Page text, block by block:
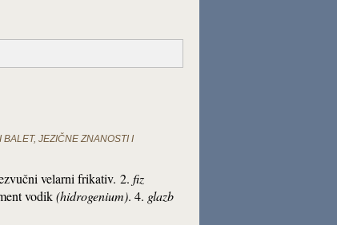
BALET, JEZIČNE ZNANOSTI I
velarni frikativ. 2. fiz
vodik(hidrogenium). 4. glazb